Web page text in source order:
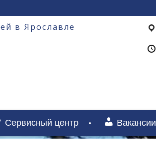
в Ярославле
Сервисный центр Вакансии